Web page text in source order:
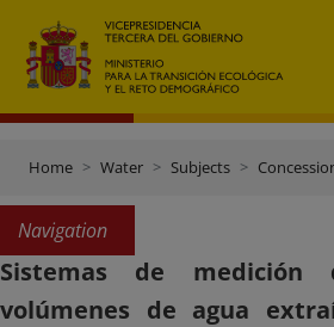
Home Water Subjects
Navigation
Sistemas de medición
volúmenes de agua